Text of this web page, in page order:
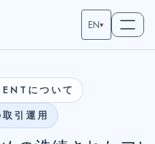
EN▾
について
引運用